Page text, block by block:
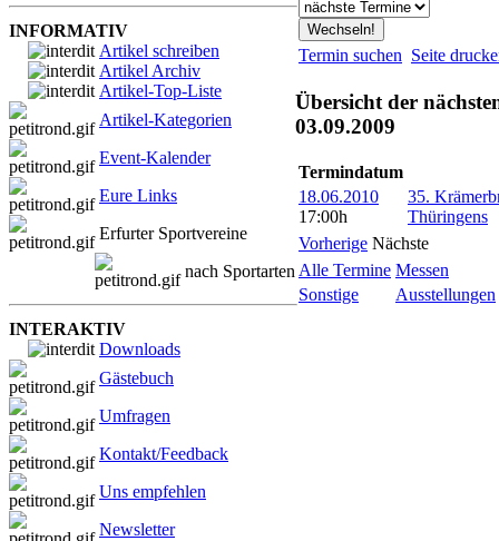
INFORMATIV
Artikel schreiben
Artikel Archiv
Artikel-Top-Liste
Artikel-Kategorien
Event-Kalender
Eure Links
Erfurter Sportvereine
nach Sportarten
INTERAKTIV
Downloads
Gästebuch
Umfragen
Kontakt/Feedback
Uns empfehlen
Newsletter
Termin suchen Seite
Übersicht der
03.09.2009
Termindatum
18.06.2010
17:00h
35.
Thüringens
Vorherige Nächste
Alle Termine Messen
Sonstige
Ausstellungen